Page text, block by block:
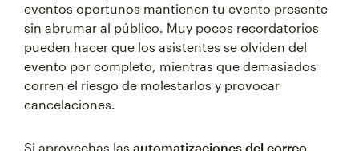
eventos oportunos mantienen tu evento presente
sin abrumar al público. Muy pocos recordatorios
pueden hacer que los asistentes se olviden del
evento por completo, mientras que demasiados
corren el riesgo de molestarlos y provocar
cancelaciones.
Si aprovechas las automatizaciones del correo